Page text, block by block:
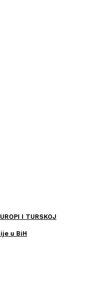
I TURSKOJ
u BiH